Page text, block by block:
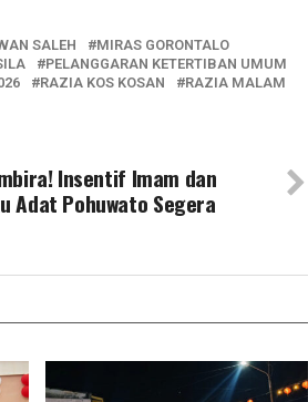
SALEH
MIRAS GORONTALO
PELANGGARAN KETERTIBAN UMUM
RAZIA KOS KOSAN
RAZIA MALAM
Insentif Imam dan
Adat Pohuwato Segera